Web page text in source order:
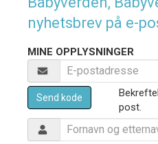
nyhetsbrev på e-
MINE OPPLYSNINGER
Send kode
post.